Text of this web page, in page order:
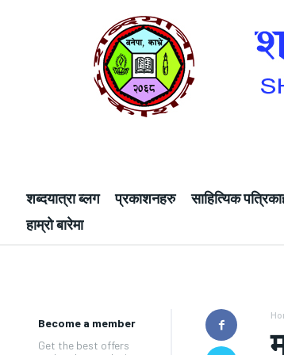
शब्दयात्रा ब्लग प्रकाशनहरु साहित्यिक
हाम्रो बारेमा
Become a member
Get the best offers